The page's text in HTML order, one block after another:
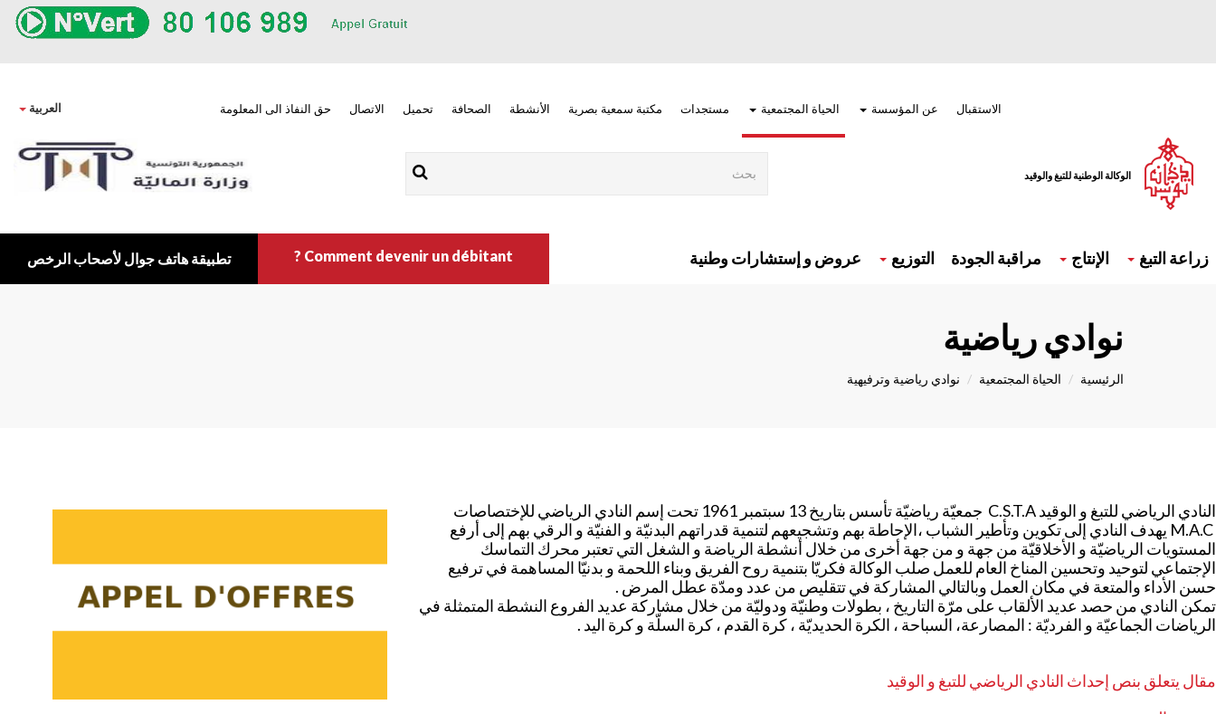
العربية الاستقبال عن المؤسسة الحياة المجتمعية مستجدات مكتبة سمعية بصرية الأنشطة الصحافة تحميل الاتصال حق النفاذ الى المعلومة
الوكالة الوطنية للتبغ والوقيد
principale
زراعة التبغ الإنتاج مراقبة الجودة التوزيع عروض و إستشارات وطنية Comment devenir un débitant ? تطبيقة هاتف جوال لأصحاب الرخص
نوادي رياضية
الرئيسية الحياة المجتمعية نوادي رياضية وترفيهية
النادي الرياضي للتبغ و الوقيد C.S.T.A جمعيّة رياضيّة تأسس بتاريخ 13 سبتمبر 1961 تحت إسم النادي الرياضي للإختصاصات
M.A.C يهدف النادي إلى تكوين وتأطير الشباب ،الإحاطة بهم وتشجيعهم لتنمية قدراتهم البدنيّة و الفنيّة و الرقي بهم إلى أرفع
المستويات الرياضيّة و الأخلاقيّة من جهة و من جهة أخرى من خلال أنشطة الرياضة و الشغل التي تعتبر محرك التماسك
الإجتماعي لتوحيد وتحسين المناخ العام للعمل صلب الوكالة فكريّا بتنمية روح الفريق وبناء اللحمة و بدنيّا المساهمة في ترفيع
حسن الأداء والمتعة في مكان العمل وبالتالي المشاركة في تتقليص من عدد ومدّة عطل المرض .
تمكن النادي من حصد عديد الألقاب على مرّة التاريخ ، بطولات وطنيّة ودوليّة من خلال مشاركة عديد الفروع النشطة المتمثلة في
الرياضات الجماعيّة و الفرديّة : المصارعة، السباحة ، الكرة الحديديّة ، كرة القدم ، كرة السلّة و كرة اليد .
مقال يتعلق بنص إحداث النادي الرياضي للتبغ و الوقيد